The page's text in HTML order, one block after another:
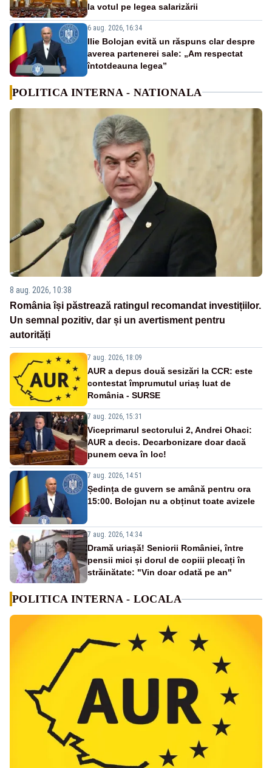
la votul pe legea salarizării
6 aug. 2026, 16:34
Ilie Bolojan evită un răspuns clar despre
averea partenerei sale: „Am respectat
întotdeauna legea”
POLITICA INTERNA - NATIONALA
8 aug. 2026, 10:38
România își păstrează ratingul recomandat investițiilor.
Un semnal pozitiv, dar și un avertisment pentru
autorități
7 aug. 2026, 18:09
AUR a depus două sesizări la CCR: este
contestat împrumutul uriaș luat de
România - SURSE
7 aug. 2026, 15:31
Viceprimarul sectorului 2, Andrei Ohaci:
AUR a decis. Decarbonizare doar dacă
punem ceva în loc!
7 aug. 2026, 14:51
Ședința de guvern se amână pentru ora
15:00. Bolojan nu a obținut toate avizele
7 aug. 2026, 14:34
Dramă uriașă! Seniorii României, între
pensii mici și dorul de copiii plecați în
străinătate: "Vin doar odată pe an"
POLITICA INTERNA - LOCALA